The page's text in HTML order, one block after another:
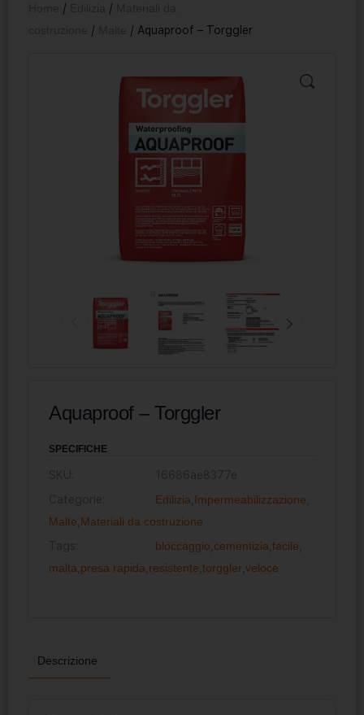
/ /
/ / Aquaproof – Torggler
Aquaproof – Torggler
SPECIFICHE
Edilizia Impermeabilizzazione
Malte Materiali da costruzione
bloccaggio cementizia ,facile
malta presa rapida resistente torggler veloce
Descrizione